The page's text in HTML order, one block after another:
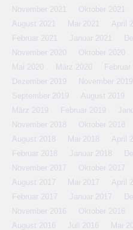
November 2021
Oktober 2021
August 2021
Mai 2021 April
Februar 2021
Januar 2021
November 2020
Oktober 2020
Mai 2020
März 2020 Februar
Dezember 2019
November 2019
September 2019
August 2019
März 2019
Februar 2019
November 2018
Oktober 2018
August 2018
Mai 2018 April
Februar 2018
Januar 2018
November 2017
Oktober 2017
August 2017
Mai 2017 April
Februar 2017
Januar 2017
November 2016
Oktober 2016
August 2016
Juli 2016 Mai